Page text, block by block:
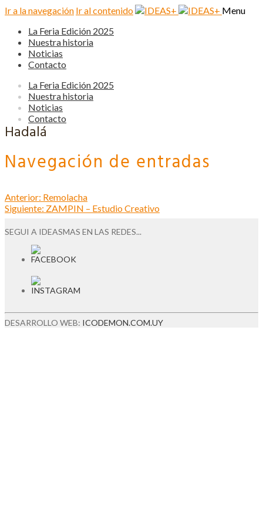
Ir a la navegación Ir al contenido
Menu
La Feria Edición 2025
Nuestra historia
Noticias
Contacto
La Feria Edición 2025
Nuestra historia
Noticias
Contacto
Hadalá
Navegación de entradas
Anterior: Remolacha
Siguiente: ZAMPIN – Estudio Creativo
SEGUI A IDEASMAS EN LAS REDES...
DESARROLLO WEB: ICODEMON.COM.UY